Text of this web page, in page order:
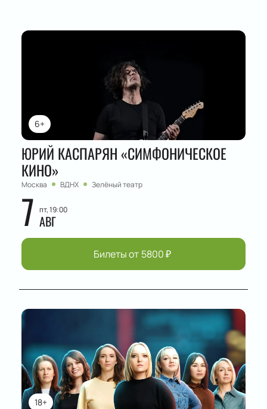
6+
ЮРИЙ КАСПАРЯН «СИМФОНИЧЕСКОЕ
КИНО»
Москва ВДНХ Зелёный театр
7 пт, 19:00
АВГ
Билеты от 5800₽
18+